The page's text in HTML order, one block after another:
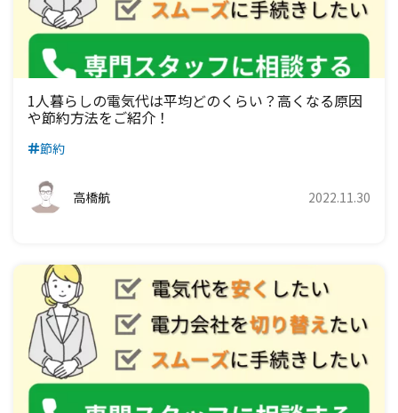
1人暮らしの電気代は平均どのくらい？高くなる原因
や節約方法をご紹介！
節約
高橋航 2022.11.30